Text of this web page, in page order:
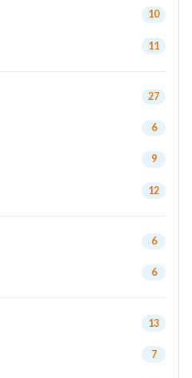
10
11
27
6
9
12
6
6
13
7